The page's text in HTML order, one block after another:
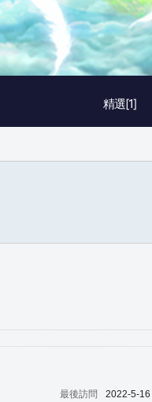
精選[1]
最後訪問
2022-5-